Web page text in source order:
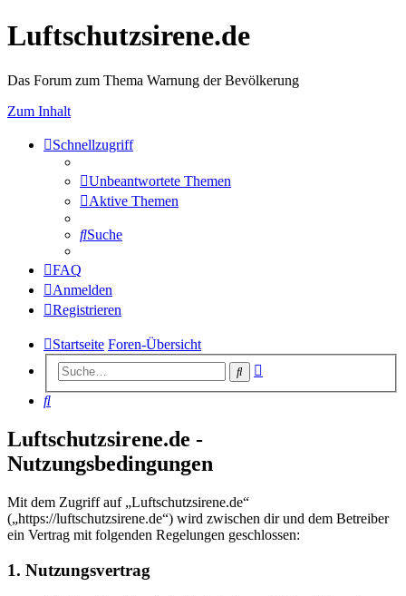
Luftschutzsirene.de
Das Forum zum Thema Warnung der Bevölkerung
Zum Inhalt
Schnellzugriff
Unbeantwortete Themen
Aktive Themen
Suche
FAQ
Anmelden
Registrieren
Startseite Foren-Übersicht
Suche
Suche
Luftschutzsirene.de -
Nutzungsbedingungen
Mit dem Zugriff auf „Luftschutzsirene.de“
(„https://luftschutzsirene.de“) wird zwischen dir und dem Betreiber
ein Vertrag mit folgenden Regelungen geschlossen:
1. Nutzungsvertrag